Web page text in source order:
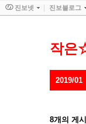
작은
2019/01
8개의 게
진보넷 진보블로그